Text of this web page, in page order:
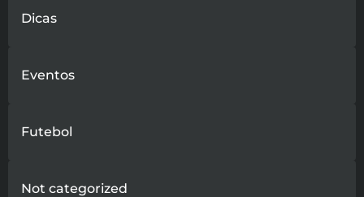
Dicas
Eventos
Futebol
Not categorized